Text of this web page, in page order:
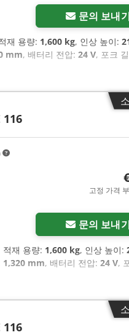
문의 보내
재 용량: 1,600 kg, 인상 높이:
mm, 배터리 전압: 24 V, 포크
116
고정 가격
문의 보내
적재 용량: 1,600 kg, 인상 높이:
1,320 mm, 배터리 전압: 24 V,
116